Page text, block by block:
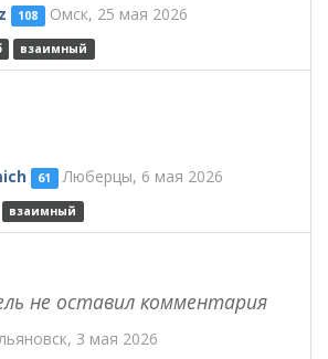
108 Омск, 25 мая 2026
взаимный
61 Люберцы, 6 мая 2026
взаимный
не оставил комментария
3 мая 2026